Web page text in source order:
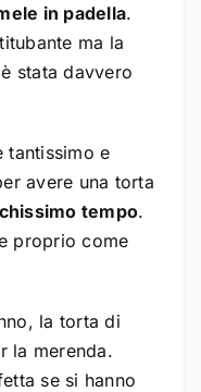
in padella.
ma la
stata davvero
tantissimo e
avere una torta
tempo.
proprio come
la torta di
la merenda.
se si hanno